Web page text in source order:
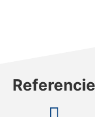
Referencie